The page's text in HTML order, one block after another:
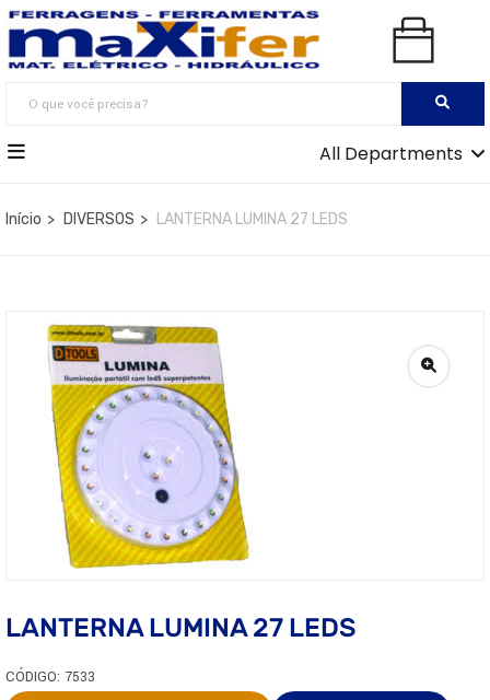
All Departments
Início DIVERSOS LANTERNA LUMINA 27 LEDS
LANTERNA LUMINA 27 LEDS
CÓDIGO: 7533